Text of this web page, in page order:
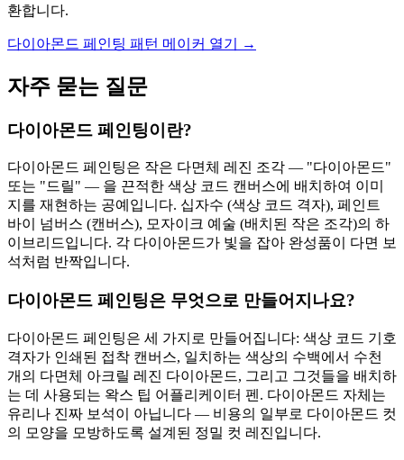
환합니다.
다이아몬드 페인팅 패턴 메이커 열기 →
자주 묻는 질문
다이아몬드 페인팅이란?
다이아몬드 페인팅은 작은 다면체 레진 조각 — "다이아몬드"
또는 "드릴" — 을 끈적한 색상 코드 캔버스에 배치하여 이미
지를 재현하는 공예입니다. 십자수 (색상 코드 격자), 페인트
바이 넘버스 (캔버스), 모자이크 예술 (배치된 작은 조각)의 하
이브리드입니다. 각 다이아몬드가 빛을 잡아 완성품이 다면 보
석처럼 반짝입니다.
다이아몬드 페인팅은 무엇으로 만들어지나요?
다이아몬드 페인팅은 세 가지로 만들어집니다: 색상 코드 기호
격자가 인쇄된 접착 캔버스, 일치하는 색상의 수백에서 수천
개의 다면체 아크릴 레진 다이아몬드, 그리고 그것들을 배치하
는 데 사용되는 왁스 팁 어플리케이터 펜. 다이아몬드 자체는
유리나 진짜 보석이 아닙니다 — 비용의 일부로 다이아몬드 컷
의 모양을 모방하도록 설계된 정밀 컷 레진입니다.